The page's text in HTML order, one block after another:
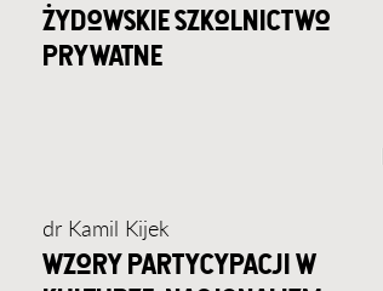
żydowskie szkolnictwo
prywatne
dr Kamil Kijek
wzory partycypacji w